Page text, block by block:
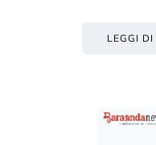
LEGGI DI